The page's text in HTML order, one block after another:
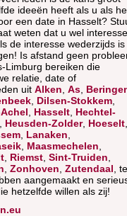
ideeën heeft als u als
een date in Hasselt?
weten dat u wel interesse
de interesse wederzijds is
Is afstand geen
Limburg bereiken die
relatie, date of
uit Alken As
Dilsen-Stokkem
Hasselt Hechtel-
Heusden-Zolder, Hoeselt
Lanaken
Maasmechelen
Riemst Sint-Truiden
Zonhoven Zutendaal , te
aangemaakt en
hetzelfde willen als zij!